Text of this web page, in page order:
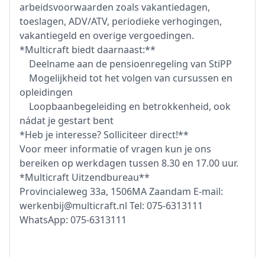
arbeidsvoorwaarden zoals vakantiedagen,
toeslagen, ADV/ATV, periodieke verhogingen,
vakantiegeld en overige vergoedingen.
*Multicraft biedt daarnaast:**
Deelname aan de pensioenregeling van StiPP
Mogelijkheid tot het volgen van cursussen en
opleidingen
Loopbaanbegeleiding en betrokkenheid, ook
nádat je gestart bent
*Heb je interesse? Solliciteer direct!**
Voor meer informatie of vragen kun je ons
bereiken op werkdagen tussen 8.30 en 17.00 uur.
*Multicraft Uitzendbureau**
Provincialeweg 33a, 1506MA Zaandam E-mail:
werkenbij@multicraft.nl Tel: 075-6313111
WhatsApp: 075-6313111